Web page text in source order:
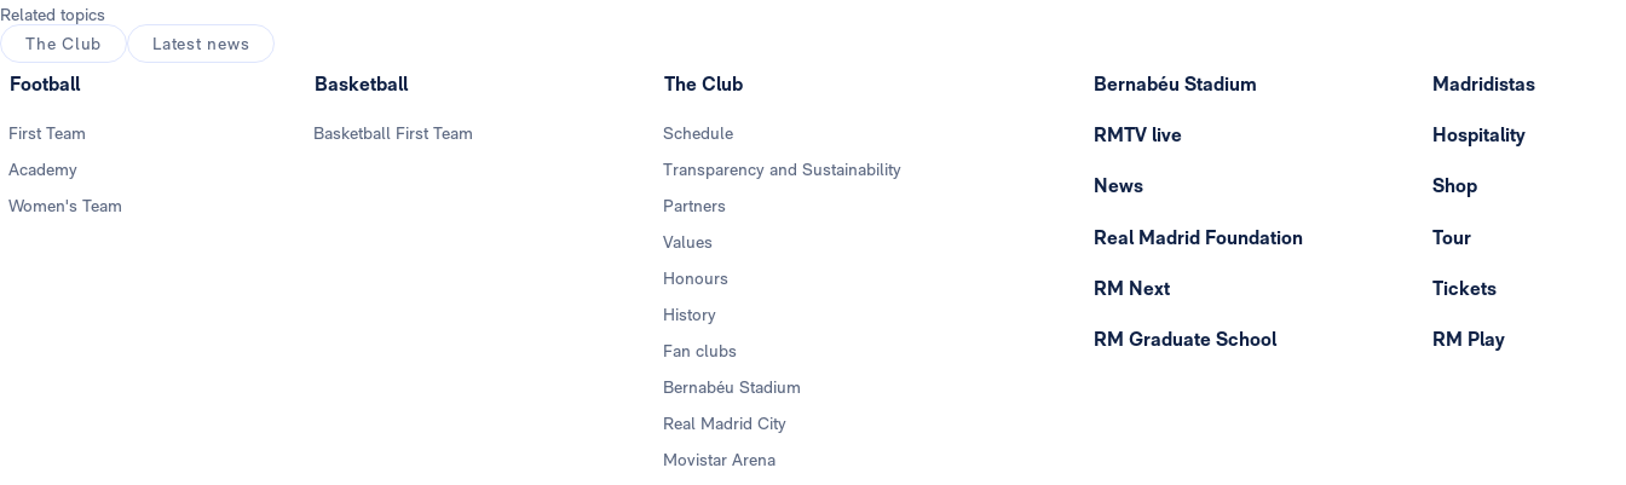
Related topics
The Club
Latest news
Football
First Team
Academy
Women's Team
Basketball
Basketball First Team
The Club
Schedule
Transparency and Sustainability
Partners
Values
Honours
History
Fan clubs
Bernabéu Stadium
Real Madrid City
Movistar Arena
Bernabéu Stadium
RMTV live
News
Real Madrid Foundation
RM Next
RM Graduate School
Madridistas
Hospitality
Shop
Tour
Tickets
RM Play